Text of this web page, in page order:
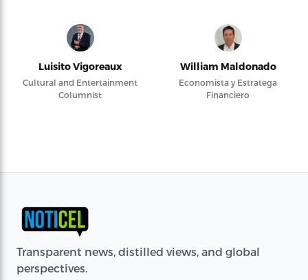
Luisito Vigoreaux
Cultural and Entertainment
Columnist
William Maldonado
Economista y Estratega
Financiero
Transparent news, distilled views, and global
perspectives.